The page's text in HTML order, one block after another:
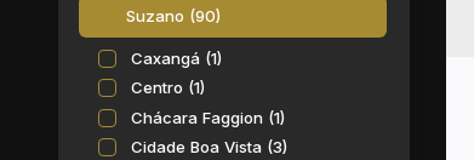
Suzano (90)
Caxangá (1)
Centro (1)
Chácara Faggion (1)
Cidade Boa Vista (3)